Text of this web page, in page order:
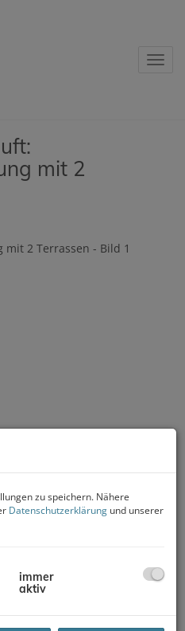
mit 2
zu speichern. Nähere
Datenschutzerklärung und unserer
immer
aktiv